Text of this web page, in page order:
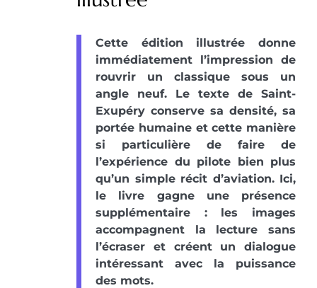
Cette édition illustrée donne
immédiatement l’impression de
rouvrir un classique sous un
angle neuf. Le texte de Saint-
Exupéry conserve sa densité, sa
portée humaine et cette manière
si particulière de faire de
l’expérience du pilote bien plus
qu’un simple récit d’aviation. Ici,
le livre gagne une présence
supplémentaire : les images
accompagnent la lecture sans
l’écraser et créent un dialogue
intéressant avec la puissance
des mots.